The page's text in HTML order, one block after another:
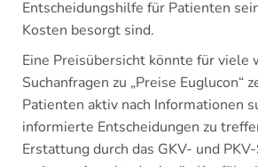
Entscheidungshilfe für Patienten
Kosten besorgt sind.
Eine Preisübersicht könnte für viele
Suchanfragen zu „Preise Euglucon“
Patienten aktiv nach Informationen
informierte Entscheidungen zu
Erstattung durch das GKV- und